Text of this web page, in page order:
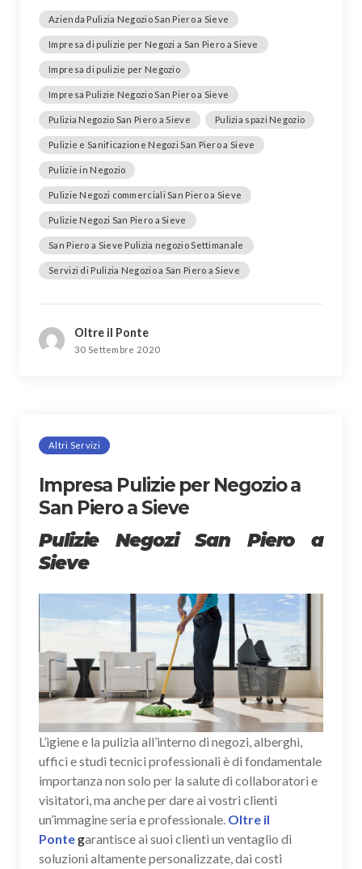
Azienda Pulizia Negozio San Piero a Sieve
Impresa di pulizie per Negozi a San Piero a Sieve
Impresa di pulizie per Negozio
Impresa Pulizie Negozio San Piero a Sieve
Pulizia Negozio San Piero a Sieve Pulizia spazi Negozio
Pulizie e Sanificazione Negozi San Piero a Sieve
Pulizie in Negozio
Pulizie Negozi commerciali San Piero a Sieve
Pulizie Negozi San Piero a Sieve
San Piero a Sieve Pulizia negozio Settimanale
Servizi di Pulizia Negozio a San Piero a Sieve
Oltre il Ponte
30 Settembre 2020
Altri Servizi
Impresa Pulizie per Negozio a
San Piero a Sieve
Pulizie Negozi San Piero a
Sieve
L’igiene e la pulizia all’interno di negozi, alberghi,
uffici e studi tecnici professionali è di fondamentale
importanza non solo per la salute di collaboratori e
visitatori, ma anche per dare ai vostri clienti
un’immagine seria e professionale. Oltre il
Pontegarantisce ai suoi clienti un ventaglio di
soluzioni altamente personalizzate, dai costi